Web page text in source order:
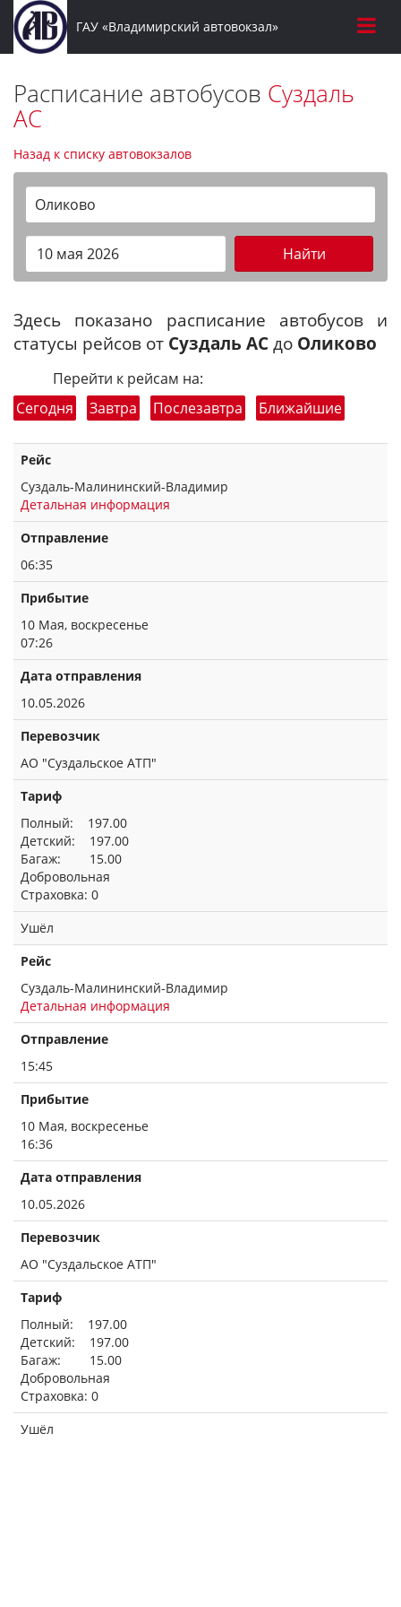
ГАУ «Владимирский автовокзал»
Расписание автобусов Суздаль
АС
Назад к списку автовокзалов
Оликово
Найти
Здесь показано расписание автобусов и
статусы рейсов от Суздаль АС до Оликово
Перейти к рейсам на:
Сегодня
Завтра Послезавтра Ближайшие
Рейс
Суздаль-Малининский-Владимир
Детальная информация
Отправление
06:35
Прибытие
10 Мая, воскресенье
07:26
Дата отправления
10.05.2026
Перевозчик
АО "Суздальское АТП"
Тариф
Полный: 197.00
Детский: 197.00
Багаж: 15.00
Добровольная
Страховка: 0
Ушёл
Рейс
Суздаль-Малининский-Владимир
Детальная информация
Отправление
15:45
Прибытие
10 Мая, воскресенье
16:36
Дата отправления
10.05.2026
Перевозчик
АО "Суздальское АТП"
Тариф
Полный: 197.00
Детский: 197.00
Багаж: 15.00
Добровольная
Страховка: 0
Ушёл